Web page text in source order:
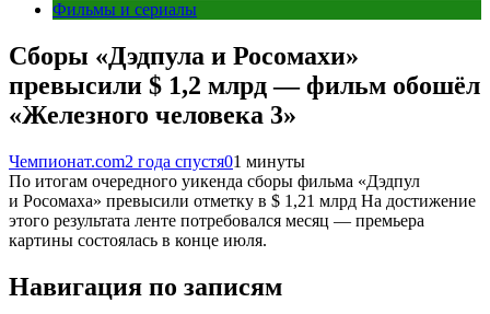
Фильмы и сериалы
Сборы «Дэдпула и Росомахи»
превысили $ 1,2 млрд — фильм обошёл
«Железного человека 3»
Чемпионат.com2 года спустя01 минуты
По итогам очередного уикенда сборы фильма «Дэдпул
и Росомаха» превысили отметку в $ 1,21 млрд На достижение
этого результата ленте потребовался месяц — премьера
картины состоялась в конце июля.
Навигация по записям